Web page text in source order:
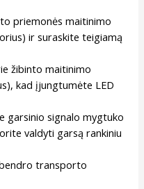
priemonės maitinimo
ir suraskite teigiamą
žibinto maitinimo
kad įjungtumėte LED
garsinio signalo mygtuko
valdyti garsą rankiniu
transporto